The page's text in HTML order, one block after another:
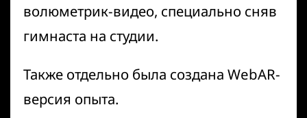
волюметрик-видео, специально сняв
гимнаста на студии.
Также отдельно была создана WebAR-
версия опыта.